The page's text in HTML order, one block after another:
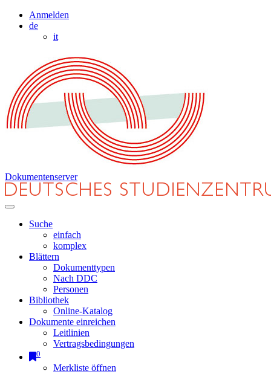
Anmelden
de
it
Dokumentenserver
Suche
einfach
komplex
Blättern
Dokumenttypen
Nach DDC
Personen
Bibliothek
Online-Katalog
Dokumente einreichen
Leitlinien
Vertragsbedingungen
0
Merkliste öffnen